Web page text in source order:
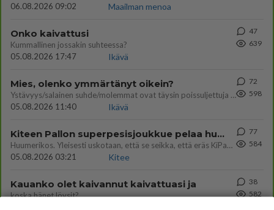
06.08.2026 09:02
Maailman menoa
Onko kaivattusi
Kummallinen jossakin suhteessa?
05.08.2026 17:47
Ikävä
47
639
Mies, olenko ymmärtänyt oikein?
Ystävyys/salainen suhde/molemmat ovat täysin poissuljettuja asioita? Nainen
05.08.2026 11:40
Ikävä
72
598
Kiteen Pallon superpesisjoukkue pelaa huumeiden vaikutuksen alaisena
Huumerikos. Yleisesti uskotaan, että se seikka, että eräs KiPan pelaaja kärähtää huumeista, on vain jäävuoren huippu. M
05.08.2026 03:21
Kitee
77
584
Kauanko olet kaivannut kaivattuasi ja
koska hänet löysit?
38
582